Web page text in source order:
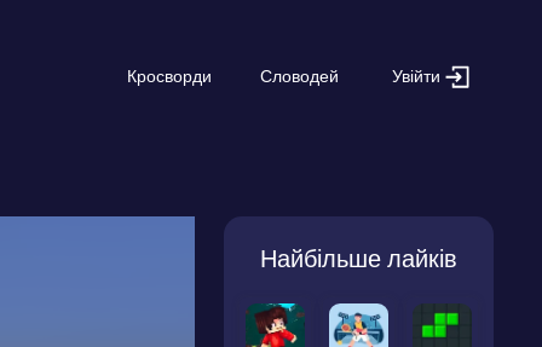
Кросворди Словодей Увійти
Найбільше лайків